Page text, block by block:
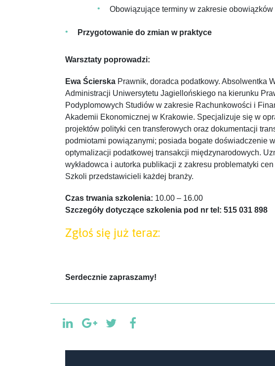
Obowiązujące terminy w zakresie obowiązków
Przygotowanie do zmian w praktyce
Warsztaty poprowadzi:
Ewa Ścierska Prawnik, doradca podatkowy. Absolwentka
Administracji Uniwersytetu Jagiellońskiego na kierunku
Podyplomowych Studiów w zakresie Rachunkowości i
Akademii Ekonomicznej w Krakowie. Specjalizuje się w
projektów polityki cen transferowych oraz dokumentacji
podmiotami powiązanymi; posiada bogate doświadczenie
optymalizacji podatkowej transakcji międzynarodowych.
wykładowca i autorka publikacji z zakresu problematyki
Szkoli przedstawicieli każdej branży.
Czas trwania szkolenia: 10.00 – 16.00
Szczegóły dotyczące szkolenia pod nr tel: 515 031 898
Zgłoś się już teraz:
Serdecznie zapraszamy!